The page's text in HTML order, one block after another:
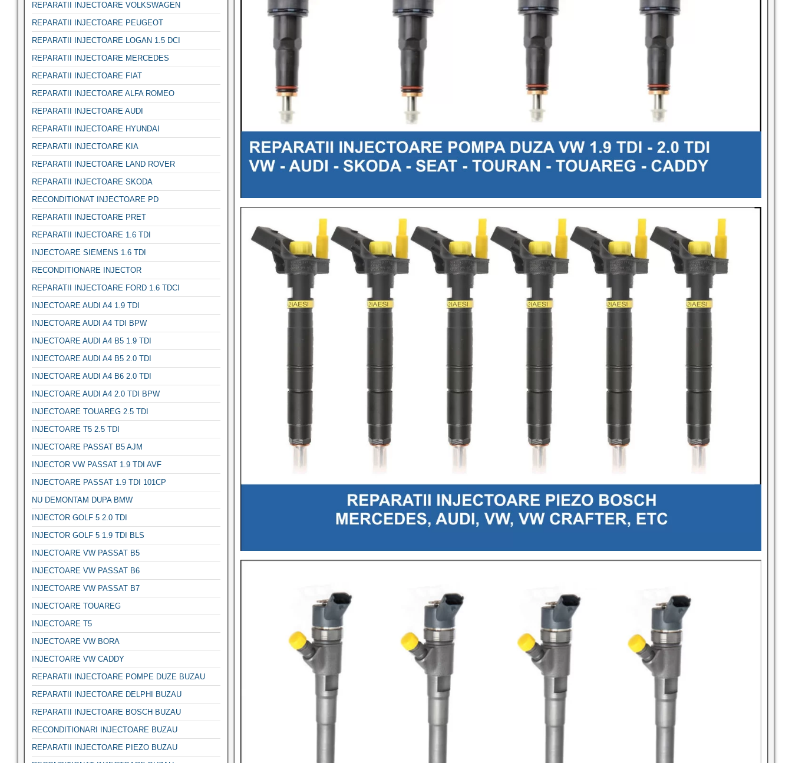
REPARATII INJECTOARE VOLKSWAGEN
REPARATII INJECTOARE PEUGEOT
REPARATII INJECTOARE LOGAN 1.5 DCI
REPARATII INJECTOARE MERCEDES
REPARATII INJECTOARE FIAT
REPARATII INJECTOARE ALFA ROMEO
REPARATII INJECTOARE AUDI
REPARATII INJECTOARE HYUNDAI
REPARATII INJECTOARE KIA
REPARATII INJECTOARE LAND ROVER
REPARATII INJECTOARE SKODA
RECONDITIONAT INJECTOARE PD
REPARATII INJECTOARE PRET
REPARATII INJECTOARE 1.6 TDI
INJECTOARE SIEMENS 1.6 TDI
RECONDITIONARE INJECTOR
REPARATII INJECTOARE FORD 1.6 TDCI
INJECTOARE AUDI A4 1.9 TDI
INJECTOARE AUDI A4 TDI BPW
INJECTOARE AUDI A4 B5 1.9 TDI
INJECTOARE AUDI A4 B5 2.0 TDI
INJECTOARE AUDI A4 B6 2.0 TDI
INJECTOARE AUDI A4 2.0 TDI BPW
INJECTOARE TOUAREG 2.5 TDI
INJECTOARE T5 2.5 TDI
INJECTOARE PASSAT B5 AJM
INJECTOR VW PASSAT 1.9 TDI AVF
INJECTOARE PASSAT 1.9 TDI 101CP
NU DEMONTAM DUPA BMW
INJECTOR GOLF 5 2.0 TDI
INJECTOR GOLF 5 1.9 TDI BLS
INJECTOARE VW PASSAT B5
INJECTOARE VW PASSAT B6
INJECTOARE VW PASSAT B7
INJECTOARE TOUAREG
INJECTOARE T5
INJECTOARE VW BORA
INJECTOARE VW CADDY
REPARATII INJECTOARE POMPE DUZE BUZAU
REPARATII INJECTOARE DELPHI BUZAU
REPARATII INJECTOARE BOSCH BUZAU
RECONDITIONARI INJECTOARE BUZAU
REPARATII INJECTOARE PIEZO BUZAU